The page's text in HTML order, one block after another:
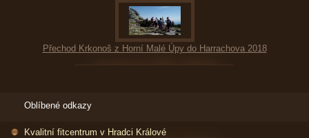
Přechod Krkonoš z Horní Malé Úpy do Harrachova 2018
Oblíbené odkazy
Kvalitní fitcentrum v Hradci Králové